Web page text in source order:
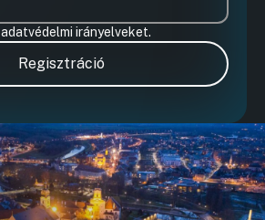
adatvédelmi irányelveket.
Regisztráció